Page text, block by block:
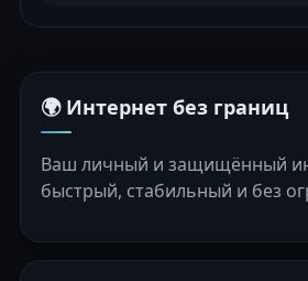
🌍 Интернет без границ
Ваш личный и защищённый
быстрый, стабильный и без